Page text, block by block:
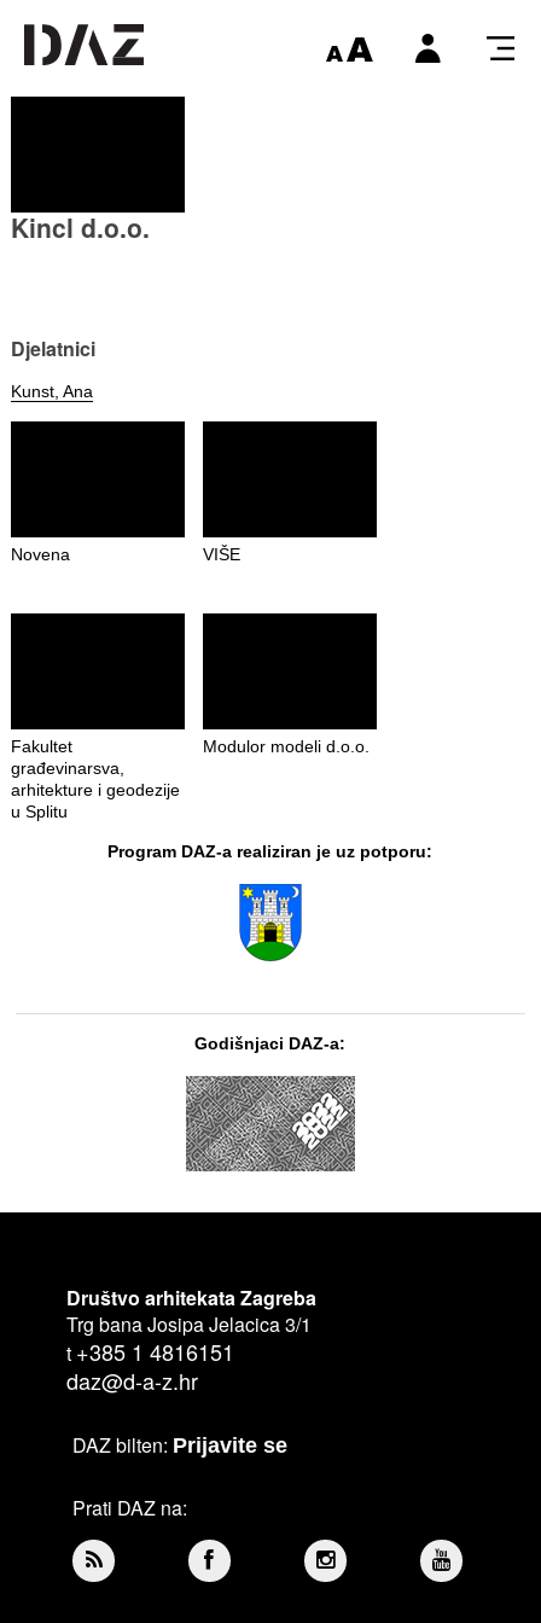
Kincl d.o.o.
Djelatnici
Kunst, Ana
Novena VIŠE
Fakultet
građevinarsva,
arhitekture i geodezije
u Splitu
Modulor modeli d.o.o.
Program DAZ-a realiziran je uz potporu:
Godišnjaci DAZ-a:
Društvo arhitekata Zagreba
Trg bana Josipa Jelacica 3/1
t +385 1 4816151
daz@d-a-z.hr
DAZ bilten: Prijavite se
Prati DAZ na: